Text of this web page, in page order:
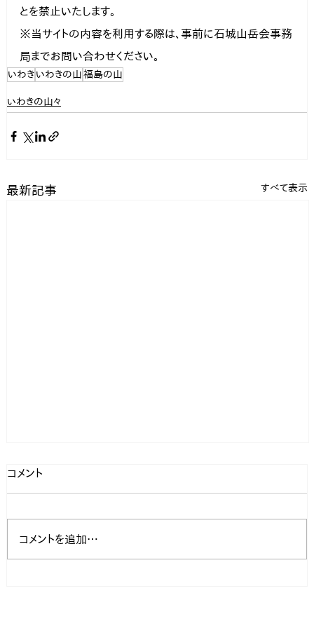
とを禁止いたします。
※当サイトの内容を利用する際は、事前に石城山岳会事務
局までお問い合わせください。
いわき いわきの山 福島の山
いわきの山々
最新記事 すべて表示
島倉山（しまくらやま）
コメント
コメントを追加…